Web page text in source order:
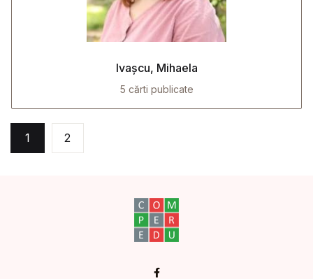
Ivașcu, Mihaela
5 cărti publicate
1 2
Facebook